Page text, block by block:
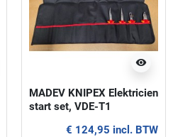
visibility
MADEV KNIPEX Elektricien
start set, VDE-T1
€ 124,95 incl. BTW